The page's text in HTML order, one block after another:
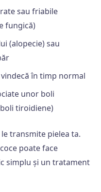
sau friabile
fungică)
(alopecie) sau
în timp normal
unor boli
tiroidiene)
transmite pielea ta.
poate face
simplu și un tratament